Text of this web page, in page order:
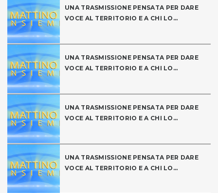
UNA TRASMISSIONE PENSATA PER DARE
VOCE AL TERRITORIO E A CHI LO...
UNA TRASMISSIONE PENSATA PER DARE
VOCE AL TERRITORIO E A CHI LO...
UNA TRASMISSIONE PENSATA PER DARE
VOCE AL TERRITORIO E A CHI LO...
UNA TRASMISSIONE PENSATA PER DARE
VOCE AL TERRITORIO E A CHI LO...